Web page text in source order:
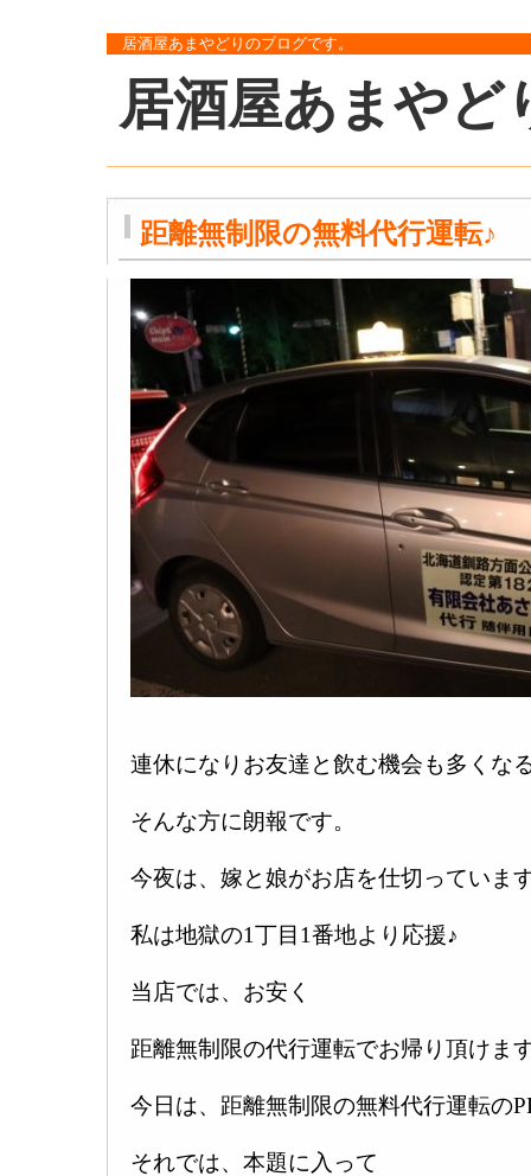
居酒屋あまやどりのブログです。
居酒屋あまやど
距離無制限の無料代行運転♪
連休になりお友達と飲む機会も多くな
そんな方に朗報です。
今夜は、嫁と娘がお店を仕切っていま
私は地獄の1丁目1番地より応援♪
当店では、お安く
距離無制限の代行運転でお帰り頂けま
今日は、距離無制限の無料代行運転の
それでは、本題に入って